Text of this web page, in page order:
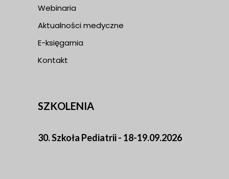
Webinaria
Aktualności medyczne
E-księgarnia
Kontakt
SZKOLENIA
30. Szkoła Pediatrii - 18-19.09.2026